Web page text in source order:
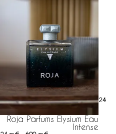
Roja Parfums Elysium Eau
Intense
246